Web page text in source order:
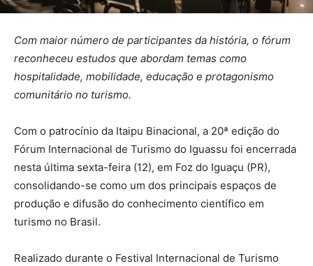
Com maior número de participantes da história, o fórum
reconheceu estudos que abordam temas como
hospitalidade, mobilidade, educação e protagonismo
comunitário no turismo.
Com o patrocínio da Itaipu Binacional, a 20ª edição do
Fórum Internacional de Turismo do Iguassu foi encerrada
nesta última sexta-feira (12), em Foz do Iguaçu (PR),
consolidando-se como um dos principais espaços de
produção e difusão do conhecimento científico em
turismo no Brasil.
Realizado durante o Festival Internacional de Turismo